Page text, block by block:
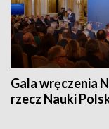
Gala wręczenia
rzecz Nauki